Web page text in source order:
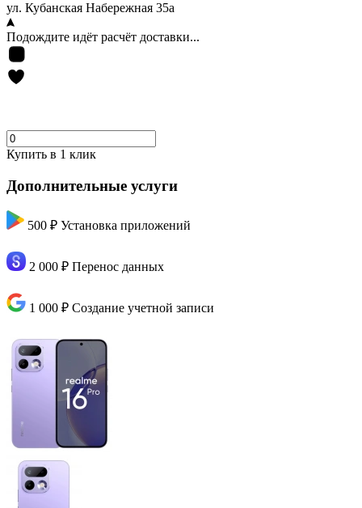
ул. Кубанская Набережная 35а
Подождите идёт расчёт доставки...
Купить в 1 клик
Дополнительные услуги
500 ₽ Установка приложений
2 000 ₽ Перенос данных
1 000 ₽ Создание учетной записи